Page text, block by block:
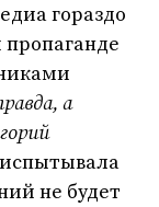
гораздо
пропаганде
а
не будет